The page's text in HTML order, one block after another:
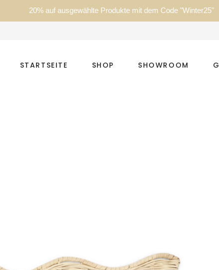
20% auf ausgewählte Produkte mit dem Code "Winter25"
STARTSEITE SHOP SHOWROOM